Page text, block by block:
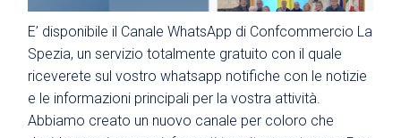
E’ disponibile il Canale WhatsApp di Confcommercio La
Spezia, un servizio totalmente gratuito con il quale
riceverete sul vostro whatsapp notifiche con le notizie
e le informazioni principali per la vostra attività.
Abbiamo creato un nuovo canale per coloro che